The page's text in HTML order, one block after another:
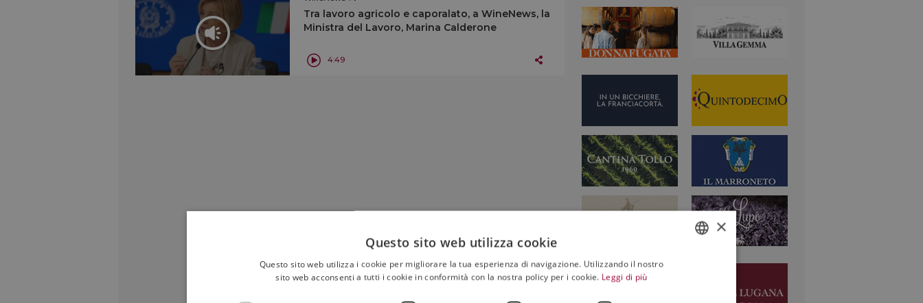
Tra lavoro agricolo e caporalato, a WineNews, la
Ministra del Lavoro, Marina Calderone
4:49
×
Questo sito web utilizza cookie
Questo sito web utilizza i cookie per migliorare la tua esperienza di navigazione. Utilizzando il nostro
sito web acconsenti a tutti i cookie in conformità con la nostra policy per i cookie. Leggi di più